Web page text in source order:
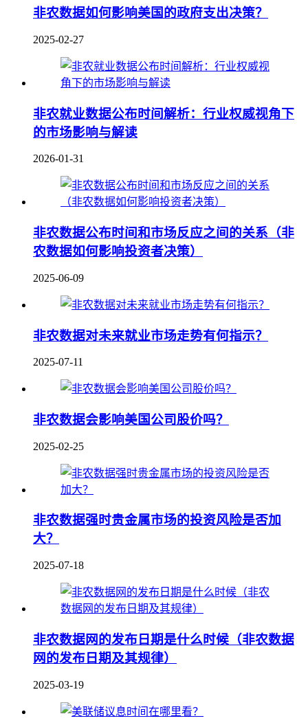
非农数据如何影响美国的政府支出决策？
2025-02-27
非农就业数据公布时间解析：行业权威视角下
的市场影响与解读
2026-01-31
非农数据公布时间和市场反应之间的关系（非
农数据如何影响投资者决策）
2025-06-09
非农数据对未来就业市场走势有何指示？
2025-07-11
非农数据会影响美国公司股价吗？
2025-02-25
非农数据强时贵金属市场的投资风险是否加
大？
2025-07-18
非农数据网的发布日期是什么时候（非农数据
网的发布日期及其规律）
2025-03-19